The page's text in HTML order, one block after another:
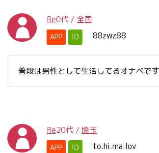
Re0代 / 全国
APP ID 88zwz88
普段は男性として生活してるオナベ
Re20代 / 埼玉
APP ID to.hi.ma.lov